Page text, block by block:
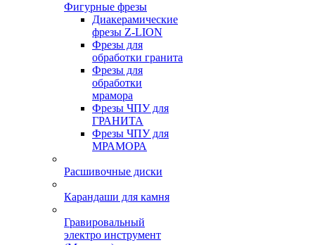
Фигурные фрезы
Диакерамические
фрезы Z-LION
Фрезы для
обработки гранита
Фрезы для
обработки
мрамора
Фрезы ЧПУ для
ГРАНИТА
Фрезы ЧПУ для
МРАМОРА
Расшивочные диски
Карандаши для камня
Гравировальный
электро инструмент